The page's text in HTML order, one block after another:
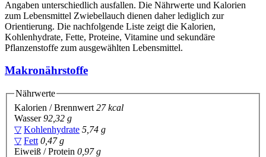
Angaben unterschiedlich ausfallen. Die Nährwerte und Kalorien
zum Lebensmittel Zwiebellauch dienen daher lediglich zur
Orientierung. Die nachfolgende Liste zeigt die Kalorien,
Kohlenhydrate, Fette, Proteine, Vitamine und sekundäre
Pflanzenstoffe zum ausgewählten Lebensmittel.
Makronährstoffe
Nährwerte
Kalorien / Brennwert 27 kcal
Wasser92,32 g
▽ Kohlenhydrate 5,74 g
▽ Fett 0,47 g
Eiweiß / Protein 0,97 g